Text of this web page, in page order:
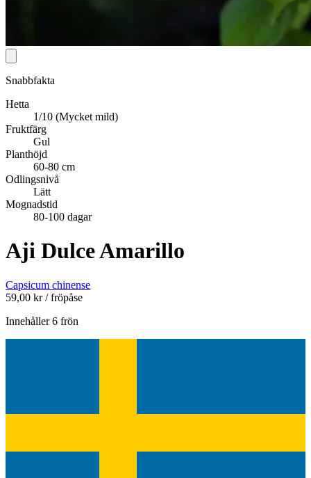
Snabbfakta
Hetta
1/10 (Mycket mild)
Fruktfärg
Gul
Planthöjd
60-80 cm
Odlingsnivå
Lätt
Mognadstid
80-100 dagar
Aji Dulce Amarillo
Capsicum chinense
59,00 kr / fröpåse
Innehåller 6 frön